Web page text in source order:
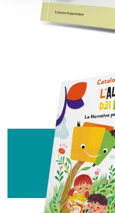
modificare o ritirare il tuo
dalla Dichiarazione sui cookie.
analizzare il nostro traffico.
informazioni sul modo in cui
nostri partner che si
pubblicità e social media, i
con altre informazioni che ha
raccolto dal suo utilizzo dei